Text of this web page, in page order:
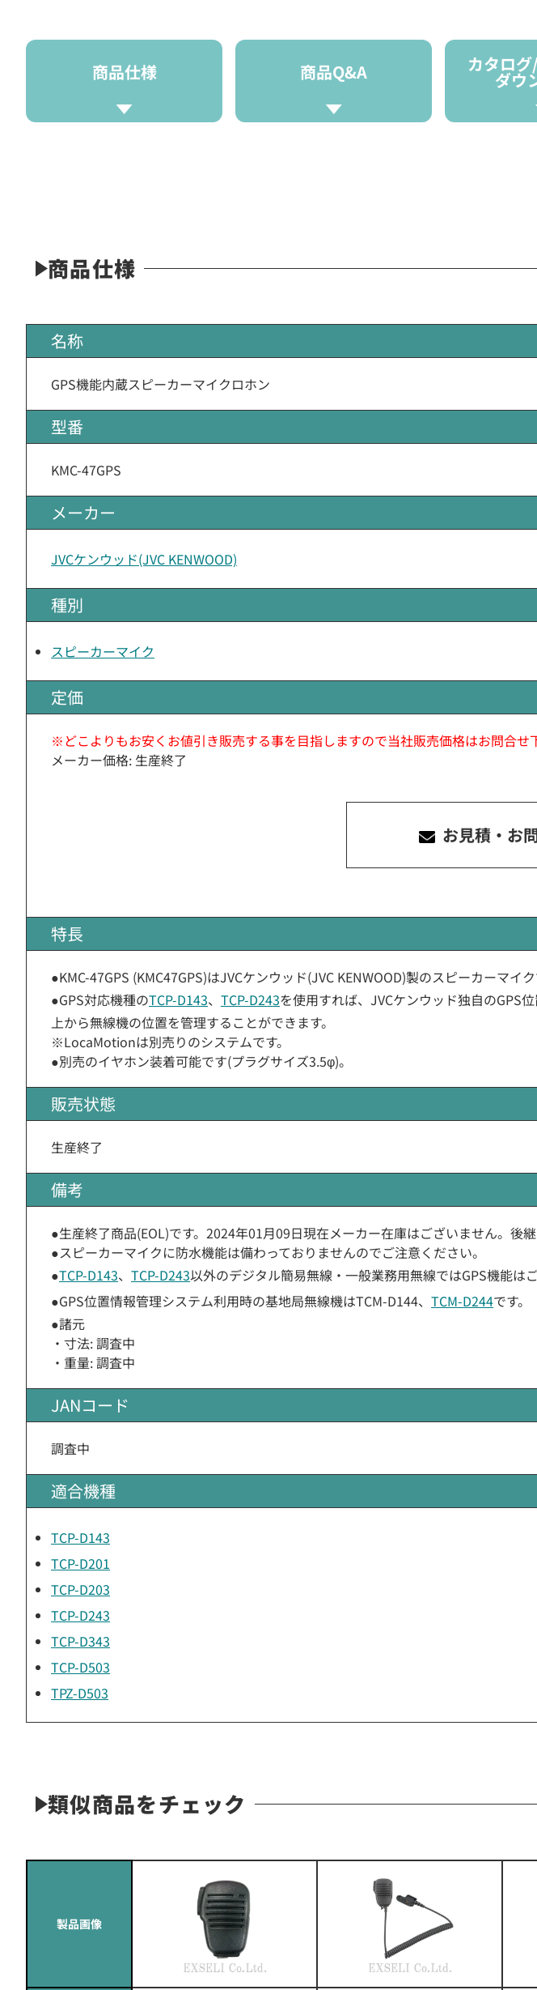
商品仕様 商品Q&A カタロ
ダウ
商品仕様
名称
GPS機能内蔵スピーカーマイクロホン
型番
KMC-47GPS
メーカー
JVCケンウッド(JVC KENWOOD)
種別
スピーカーマイク
定価
※どこよりもお安くお値引き販売する事を目指しますので当社販売価格はお問合せ
メーカー価格: 生産終了
お見積・お
特長
●KMC-47GPS (KMC47GPS)はJVCケンウッド(JVC KENWOOD)製のスピーカーマイク
●GPS対応機種のTCP-D143、 TCP-D243を使用すれば、JVCケンウッド独自のGPS
上から無線機の位置を管理することができます。
※LocaMotionは別売りのシステムです。
●別売のイヤホン装着可能です(プラグサイズ3.5φ)。
販売状態
生産終了
備考
●生産終了商品(EOL)です。2024年01月09日現在メーカー在庫はございません。後継
●スピーカーマイクに防水機能は備わっておりませんのでご注意ください。
●TCP-D143、 TCP-D243以外のデジタル簡易無線・一般業務用無線ではGPS機能は
●GPS位置情報管理システム利用時の基地局無線機はTCM-D144、 TCM-D244です。
●諸元
・寸法: 調査中
・重量: 調査中
JANコード
調査中
適合機種
TCP-D143
TCP-D201
TCP-D203
TCP-D243
TCP-D343
TCP-D503
TPZ-D503
類似商品をチェック
製品画像